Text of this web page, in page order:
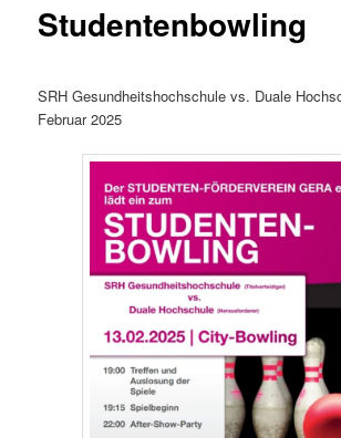
Studentenbowling
SRH Gesundheitshochschule vs. Duale
Februar 2025